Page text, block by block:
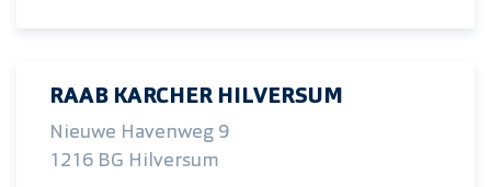
RAAB KARCHER HILVERSUM
Nieuwe Havenweg 9
1216 BG Hilversum